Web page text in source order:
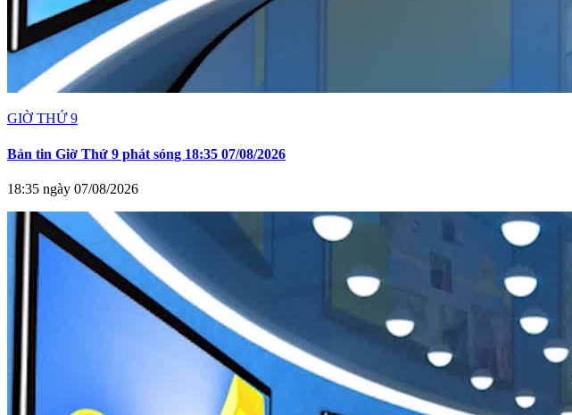
GIỜ THỨ 9
Bản tin Giờ Thứ 9 phát sóng 18:35 07/08/2026
18:35 ngày 07/08/2026